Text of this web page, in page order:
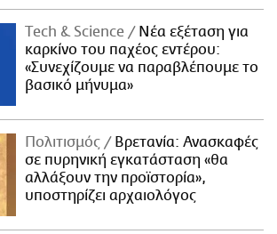
Τech & Science
Νέα εξέταση για
καρκίνο του παχέος εντέρου:
«Συνεχίζουμε να παραβλέπουμε το
βασικό μήνυμα»
Πολιτισμός
Βρετανία: Ανασκαφές
σε πυρηνική εγκατάσταση «θα
αλλάξουν την προϊστορία»,
υποστηρίζει αρχαιολόγος